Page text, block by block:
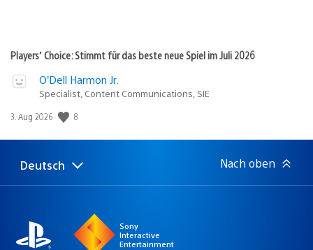
Players’ Choice: Stimmt für das beste neue Spiel im Juli 2026
O’Dell Harmon Jr.
Specialist, Content Communications, SIE
Veröffentlichungsdatum:
3. Aug 2026 8
Select
Aktuelle
Deutsch Nach oben
Sony
Interactive
Entertainment